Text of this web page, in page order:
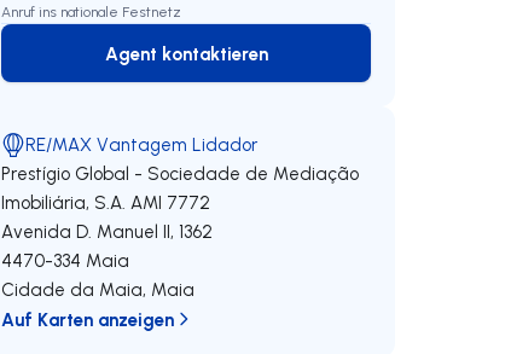
Anruf ins nationale Festnetz
Agent kontaktieren
Agent kontaktieren
RE/MAX Vantagem Lidador
Prestígio Global - Sociedade de Mediação
Imobiliária, S.A. AMI 7772
Avenida D. Manuel II, 1362
4470-334 Maia
Cidade da Maia, Maia
Auf Karten anzeigen